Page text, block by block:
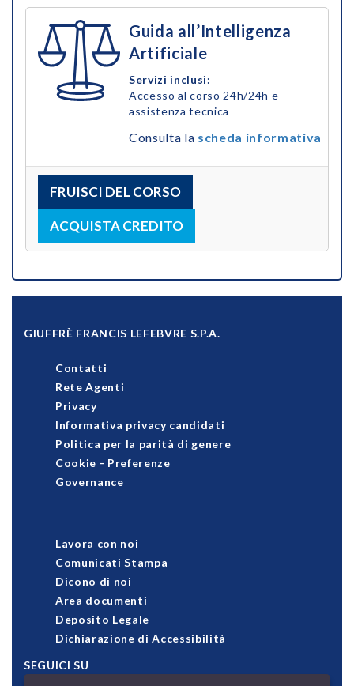
Guida all’Intelligenza
Artificiale
Servizi inclusi:
Accesso al corso 24h/24h e
assistenza tecnica
Consulta la scheda informativa
FRUISCI DEL CORSO
ACQUISTA CREDITO
GIUFFRÈ FRANCIS LEFEBVRE S.P.A.
Contatti
Rete Agenti
Privacy
Informativa privacy candidati
Politica per la parità di genere
Cookie - Preferenze
Governance
Lavora con noi
Comunicati Stampa
Dicono di noi
Area documenti
Deposito Legale
Dichiarazione di Accessibilità
SEGUICI SU